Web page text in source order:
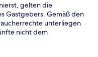
gelten die
Gastgebers. Gemäß den
unterliegen
nicht dem